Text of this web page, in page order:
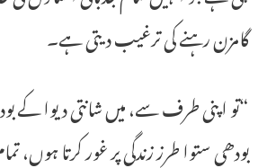
گامزن رہنے کی ترغیب دیتی ہے۔
“تو اپنی طرف سے، میں شانتی دیوا کے
بودھی ستوا طرز زندگی پر غور کرتا ہوں،